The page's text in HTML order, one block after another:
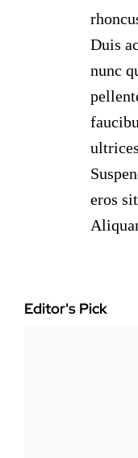
Duis
nunc
eros
Editor's Pick